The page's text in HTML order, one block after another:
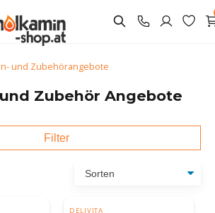
und Zubehörangebote
Zubehör Angebote
Filter
DELIVITA